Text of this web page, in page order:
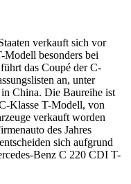
verkauft sich vor
besonders bei
das Coupé der C-
an, unter
China. Die Baureihe ist
Klasse T-Modell, von
verkauft worden
des Jahres
sich aufgrund
Benz C 220 CDI T-